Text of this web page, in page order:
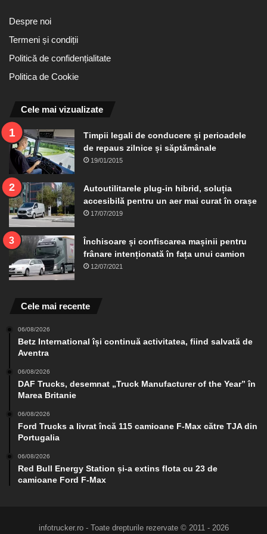
Despre noi
Termeni și condiții
Politică de confidențialitate
Politica de Cookie
Cele mai vizualizate
Timpii legali de conducere și perioadele
de repaus zilnice și săptămânale
19/01/2015
Autoutilitarele plug-in hibrid, soluția
accesibilă pentru un aer mai curat în orașe
17/07/2019
Închisoare și confiscarea mașinii pentru
frânare intenționată în fața unui camion
12/07/2021
Cele mai recente
06/08/2026
Betz International își continuă activitatea, fiind salvată de
Aventra
06/08/2026
DAF Trucks, desemnat „Truck Manufacturer of the Year” în
Marea Britanie
06/08/2026
Ford Trucks a livrat încă 115 camioane F-Max către TJA din
Portugalia
06/08/2026
Red Bull Energy Station și-a extins flota cu 23 de
camioane Ford F-Max
infotrucker.ro - Toate drepturile rezervate © 2011 - 2026